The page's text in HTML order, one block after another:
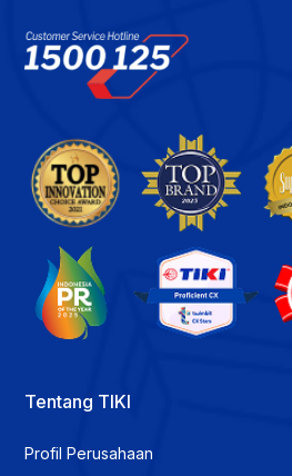
Tentang TIKI
Profil Perusahaan